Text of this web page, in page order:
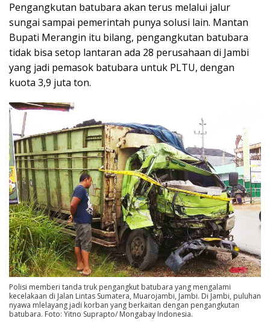
Pengangkutan batubara akan terus melalui jalur
sungai sampai pemerintah punya solusi lain. Mantan
Bupati Merangin itu bilang, pengangkutan batubara
tidak bisa setop lantaran ada 28 perusahaan di Jambi
yang jadi pemasok batubara untuk PLTU, dengan
kuota 3,9 juta ton.
Polisi memberi tanda truk pengangkut batubara yang mengalami
kecelakaan di Jalan Lintas Sumatera, Muarojambi, Jambi. Di Jambi, puluhan
nyawa mlelayang jadi korban yang berkaitan dengan pengangkutan
batubara. Foto: Yitno Suprapto/ Mongabay Indonesia.